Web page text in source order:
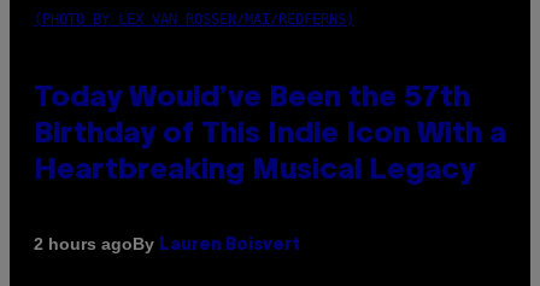
(PHOTO BY LEX VAN ROSSEN/MAI/REDFERNS)
Today Would’ve Been the 57th
Birthday of This Indie Icon With a
Heartbreaking Musical Legacy
2 hours agoBy Lauren Boisvert